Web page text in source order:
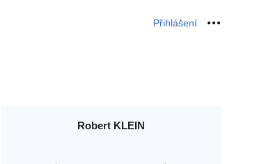
Přihlášení Osobní
Robert KLEIN